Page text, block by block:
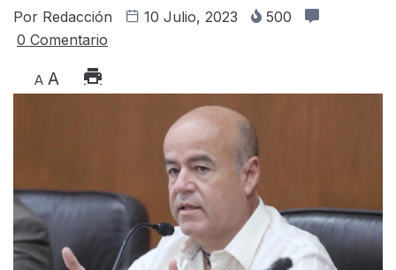
Por Redacción 10 Julio, 2023
500
0 Comentario
A A